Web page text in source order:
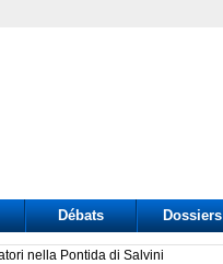
Débats Dossiers
nella Pontida di Salvini